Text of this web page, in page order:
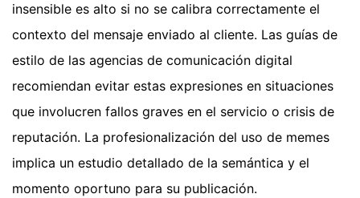
insensible es alto si no se calibra correctamente el
contexto del mensaje enviado al cliente. Las guías de
estilo de las agencias de comunicación digital
recomiendan evitar estas expresiones en situaciones
que involucren fallos graves en el servicio o crisis de
reputación. La profesionalización del uso de memes
implica un estudio detallado de la semántica y el
momento oportuno para su publicación.